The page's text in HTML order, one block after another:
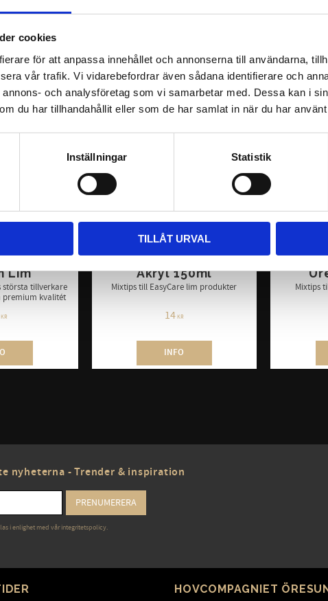
cookies
för att anpassa innehållet och annonserna till användarna,
vår trafik. Vi vidarebefordrar även sådana identifierare och
och analysföretag som vi samarbetar med. Dessa kan i
du har tillhandahållit eller som de har samlat in när du har
Inställningar Statistik
TILLÅT URVAL
KR 328KR
Lim
största tillverkare
kvalitét
KR
EasyCare Mix Tips
Akryl 150ml
Mixtips till EasyCare lim produkter
14KR
INFO
Mixtips
nyheterna - Trender & inspiration
PRENUMERERA
i enlighet med vårintegritetspolicy.
HOVCOMPAGNIET